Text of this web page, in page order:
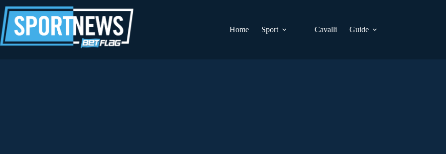
al
contenuto
Home
Sport Cavalli Guide